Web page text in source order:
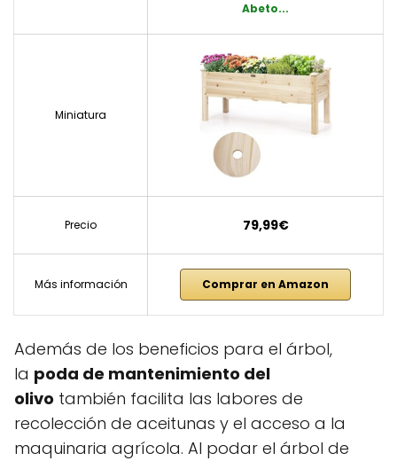
Abeto...
Miniatura
Precio 79,99€
Más información Comprar en Amazon
Además de los beneficios para el árbol,
la poda de mantenimiento del
olivo también facilita las labores de
recolección de aceitunas y el acceso a la
maquinaria agrícola. Al podar el árbol de